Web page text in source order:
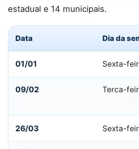
estadual e 14 municipais.
Data Dia da
01/01 Sexta-
09/02 Terca-
26/03 Sexta-